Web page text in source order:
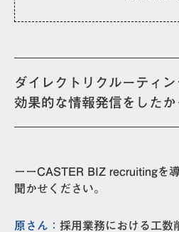
ダイレクトリクルーティン
効果的な情報発信をしたか
ーーCASTER BIZ recruitingを
聞かせください。
原さん： 採用業務における工数